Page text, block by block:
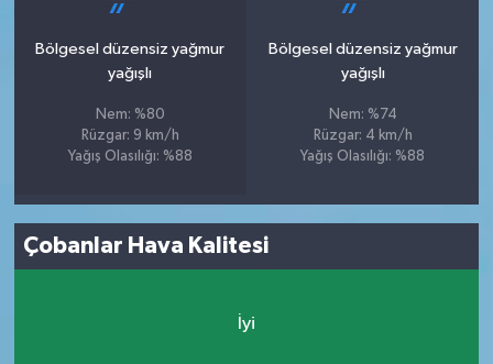
Bölgesel düzensiz yağmur
yağışlı
Nem: %80
Rüzgar: 9 km/h
Yağış Olasılığı: %88
Bölgesel düzensiz yağmur
yağışlı
Nem: %74
Rüzgar: 4 km/h
Yağış Olasılığı: %88
Çobanlar Hava Kalitesi
İyi